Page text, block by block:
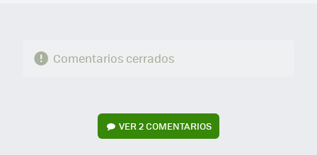
Comentarios cerrados
VER2 COMENTARIOS